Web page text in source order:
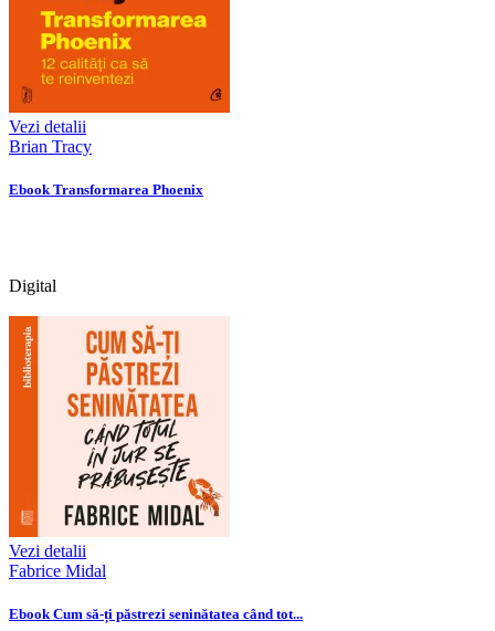
Vezi detalii
Brian Tracy
Ebook Transformarea Phoenix
Digital
Vezi detalii
Fabrice Midal
Ebook Cum să-ți păstrezi seninătatea când tot...